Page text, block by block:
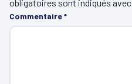
obligatoires sont indiqués avec
Commentaire*